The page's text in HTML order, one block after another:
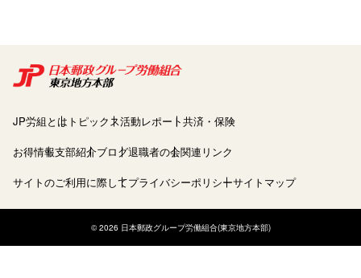
JP労組とは トピックス活動レポート共済・保険
お得情報支部紹介ブログ退職者の会関連リンク
サイトのご利用に際してプライバシーポリシーサイトマップ
© 2026 日本郵政グループ労働組合(東京地方本部)